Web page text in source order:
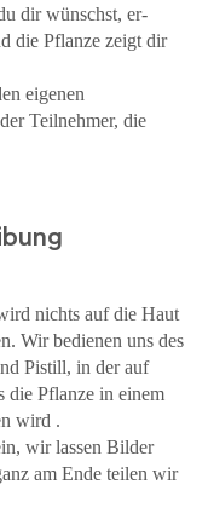
dir wünschst, er-
die Pflanze zeigt dir
eigenen
Teilnehmer, die
nichts auf die Haut
Wir bedienen uns des
Pistill, in der auf
die Pflanze in einem
wird .
wir lassen Bilder
am Ende teilen wir